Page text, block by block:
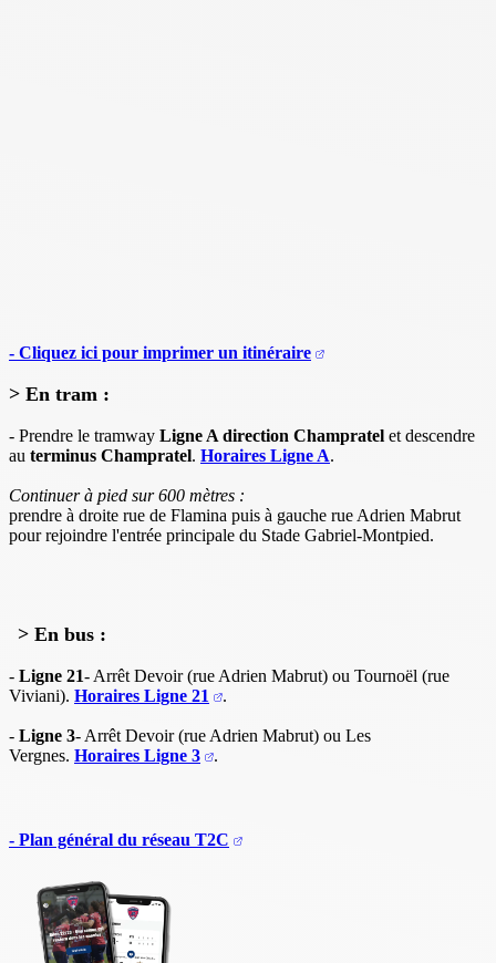
- Cliquez ici pour imprimer un itinéraire
> En tram :
- Prendre le tramway Ligne A direction Champratel et descendre
au terminus Champratel. Horaires Ligne A.
Continuer à pied sur 600 mètres :
prendre à droite rue de Flamina puis à gauche rue Adrien Mabrut
pour rejoindre l'entrée principale du Stade Gabriel-Montpied.
> En bus :
- Ligne 21- Arrêt Devoir (rue Adrien Mabrut) ou Tournoël (rue
Viviani). Horaires Ligne 21 .
- Ligne 3- Arrêt Devoir (rue Adrien Mabrut) ou Les
Vergnes. Horaires Ligne 3 .
- Plan général du réseau T2C